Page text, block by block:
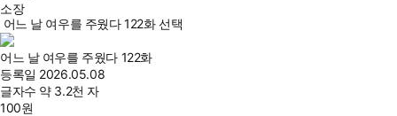
소장
어느 날 여우를 주웠다 122화 선택
어느 날 여우를 주웠다 122화
등록일 2026.05.08
글자수 약 3.2천 자
100원